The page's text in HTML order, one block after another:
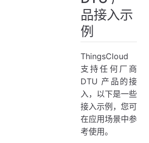
品接入示
例
ThingsCloud
支持任何厂商
DTU 产品的接
入，以下是一些
接入示例，您可
在应用场景中参
考使用。